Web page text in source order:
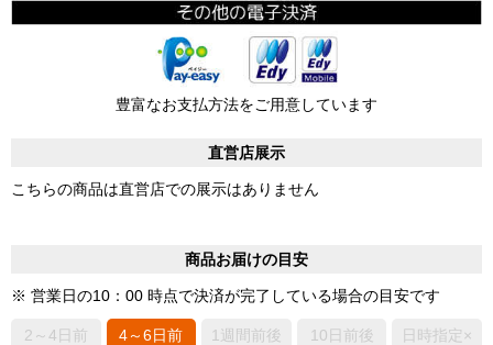
豊富なお支払方法をご用意しています
直営店展示
こちらの商品は直営店での展示はありません
商品お届けの目安
※ 営業日の10：00 時点で決済が完了している場合の目安です
2～4日前
4～6日前
1週間前後 10日前後 日時指定×